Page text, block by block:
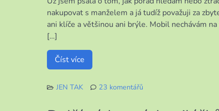
nakupovat s manželem a já tudíž považuji za
ani klíče a většinou ani brýle. Mobil nechávám
[…]
Číst více
JEN TAK
23 komentářů